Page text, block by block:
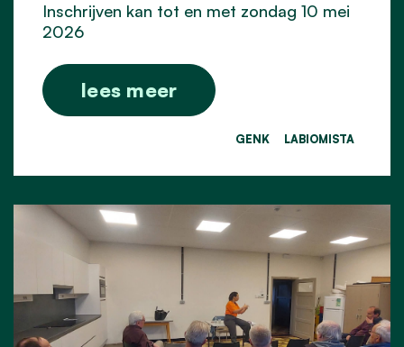
Inschrijven kan tot en met zondag 10 mei
2026
lees meer
GENK LABIOMISTA